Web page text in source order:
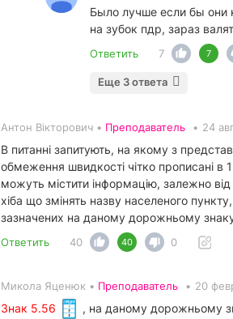
Было лучше если бы они
на зубок пдр, зараз
Ответить 7 7
Еще 3 ответа
Антон Вікторович • Преподаватель • 24
В питанні запитують, на якому з
обмеження швидкості чітко прописані в
можуть містити інформацію, залежно
хіба що змінять назву населеного
зазначених на даному дорожньому
Ответить 40 40 0
Микола Яценюк • Преподаватель • 20
Знак 5.56
, на даному дорожньому